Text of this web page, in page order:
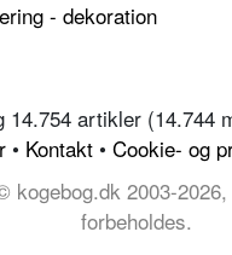
- dekoration
14.754 artikler (14.744
• Kontakt • Cookie- og
kogebog.dk 2003-
forbeholdes.